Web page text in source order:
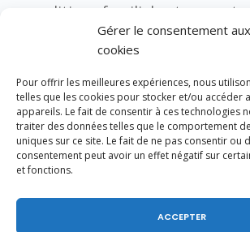
Gérer le consentement aux
cookies
Pour offrir les meilleures expériences, nous
telles que les cookies pour stocker et/ou accéder
appareils. Le fait de consentir à ces technologies
traiter des données telles que le comportement
uniques sur ce site. Le fait de ne pas consentir ou
consentement peut avoir un effet négatif sur
et fonctions.
ACCEPTER
politique familiale et en
en premier lieu à l’autonomie
.Nous défendrons donc
fermement les aides à la
aides sociales pour les
Paje, aujourd’hui attaquée.